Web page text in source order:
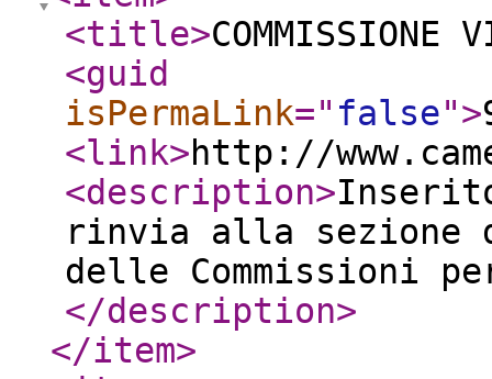
<title>
<guid
isPermaLink=" false">
<link>http://
<description>
rinvia alla sezione
delle Commissioni
</description>
</item>